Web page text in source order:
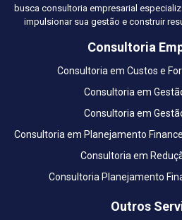
busca consultoria empresarial
impulsionar sua gestão e construir
Consultoria
Consultoria em Custos e
Consultoria em
Consultoria em
Consultoria em Planejamento
Consultoria em
Consultoria Planejamento
Outros